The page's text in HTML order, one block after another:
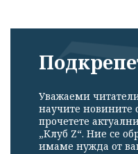
Уважаеми
научите новините
прочетете
„Клуб Z“. Ние се
имаме нужда от